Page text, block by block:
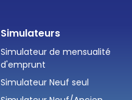
Simulateurs
Simulateur de mensualité
d'emprunt
Simulateur Neuf seul